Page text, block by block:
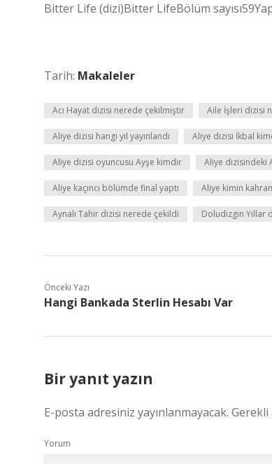
Bitter Life (dizi)Bitter LifeBölüm
Tarih: Makaleler
Acı Hayat dizisi nerede çekilmiştir Aile İşleri dizisi
Aliye dizisi hangi yıl yayınlandı Aliye dizisi İkbal
Aliye dizisi oyuncusu Ayşe kimdir Aliye dizisindeki
Aliye kaçıncı bölümde final yaptı Aliye kimin
Aynalı Tahir dizisi nerede çekildi Doludizgin Yıllar
Önceki Yazı
Hangi Bankada Sterlin Hesabı Var
Bir yanıt yazın
E-posta adresiniz yayınlanmayacak.
Yorum